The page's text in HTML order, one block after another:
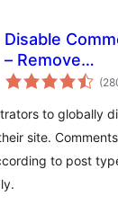
Disable
– Remove
Comments &
Support]to globally
site.
to post